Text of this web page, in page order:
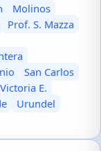
Molinos
Prof. S. Mazza
San Carlos
E.
Urundel